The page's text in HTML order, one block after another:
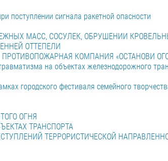
поступлении сигнала ракетной опасности
МАСС, СОСУЛЕК, ОБРУШЕНИИ
ОТТЕПЕЛИ
КОМПАНИЯ «ОСТАНОВИ
на объектах железнодорожного
городского фестиваля семейного
ОГНЯ
ТРАНСПОРТА
ТЕРРОРИСТИЧЕСКОЙ